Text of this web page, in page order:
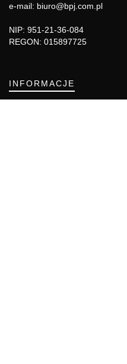
e-mail: biuro@bpj.com.pl
NIP: 951-21-36-084
REGON: 015897725
INFORMACJE